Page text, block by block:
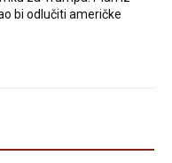
bi odlučiti američke